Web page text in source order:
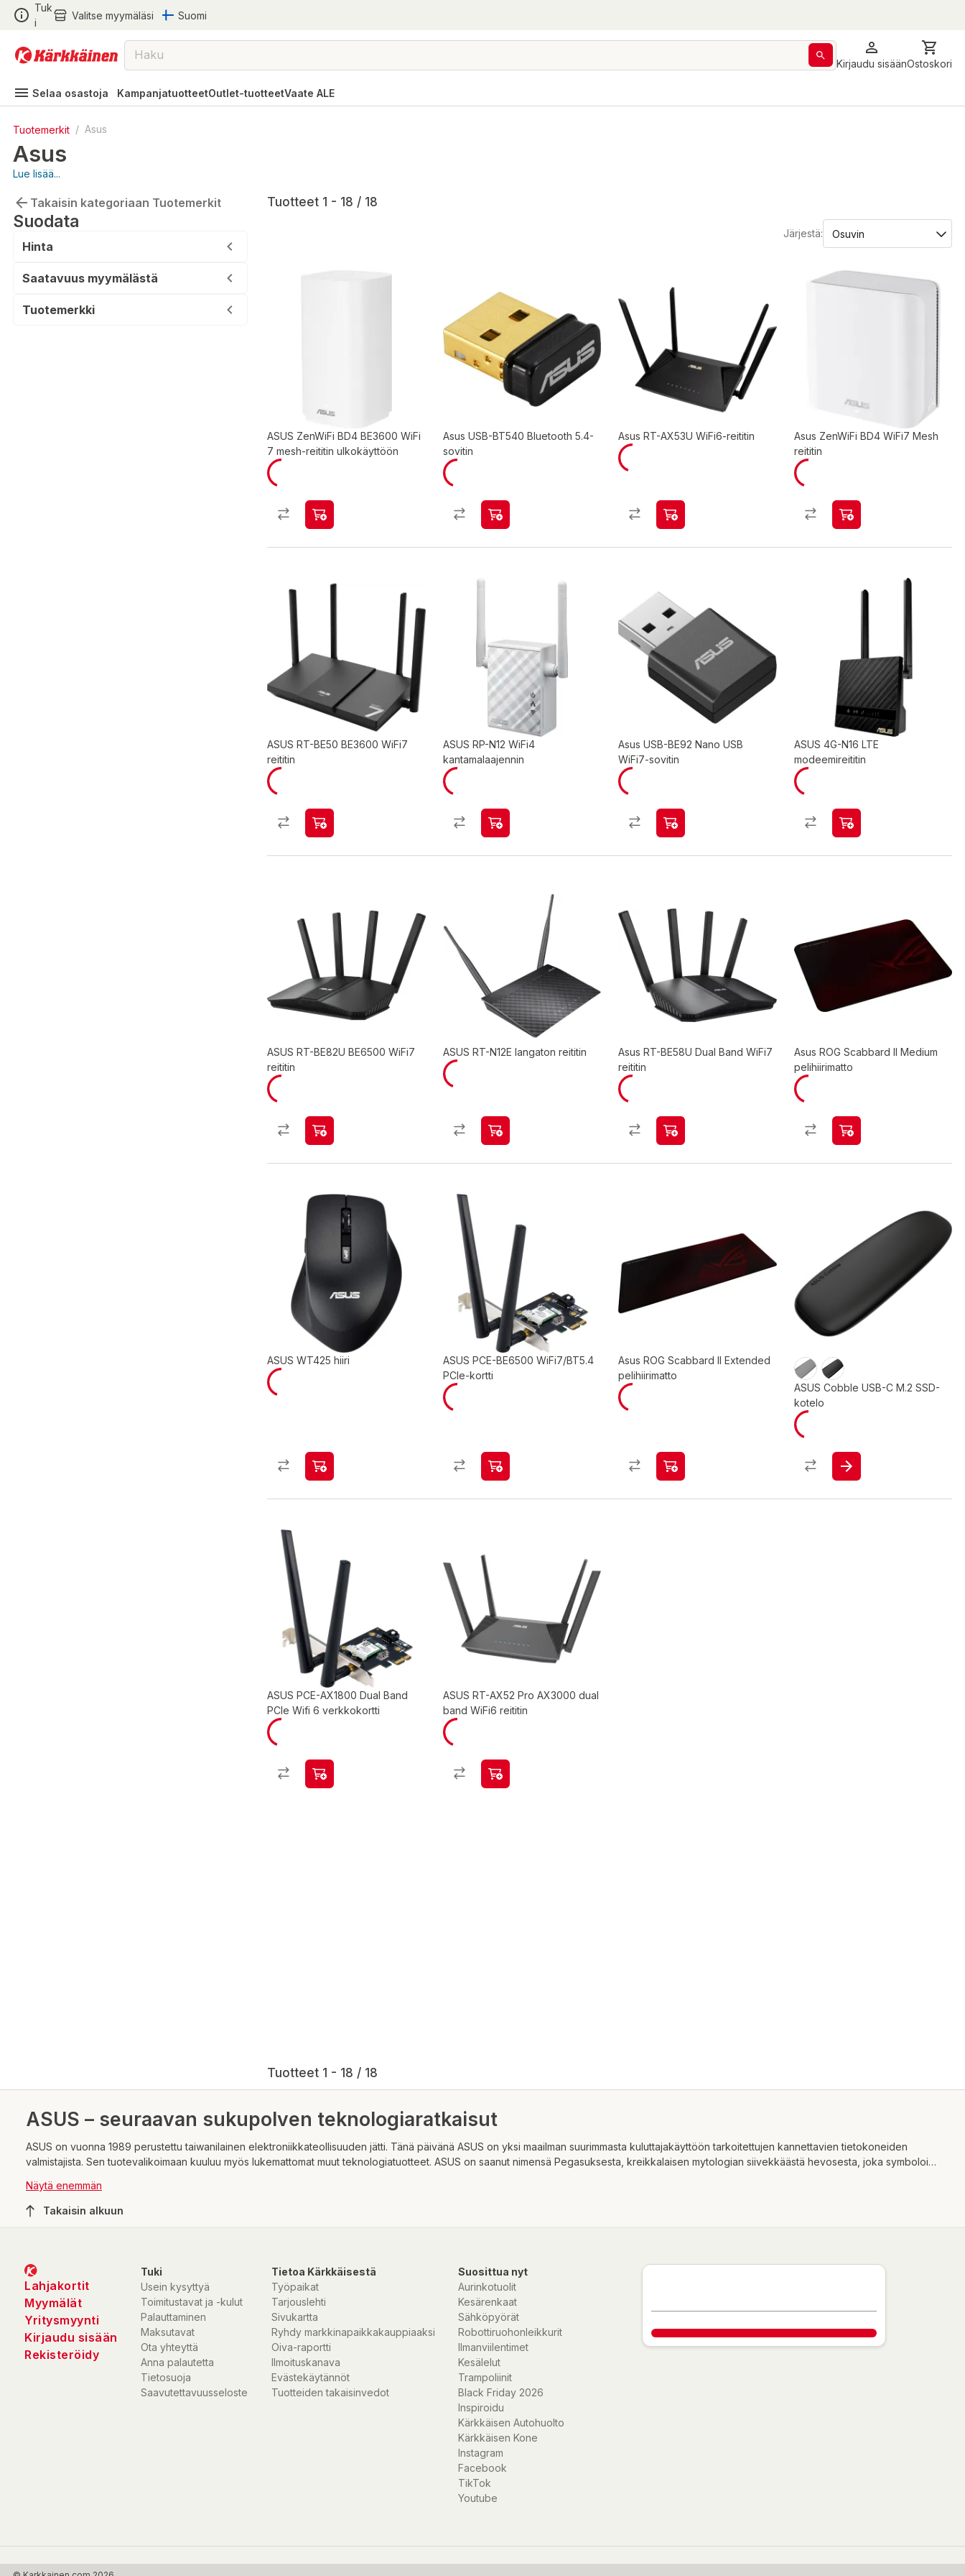
Tuk
i
Valitse myymäläsi Suomi
Kirjaudu sisäänOstoskori
Selaa osastoja KampanjatuotteetOutlet-tuotteetVaate ALE
Tuotemerkit / Asus
Asus
Lue lisää...
Takaisin kategoriaan Tuotemerkit
Suodata
Hinta
Saatavuus myymälästä
Tuotemerkki
Tuotteet 1 - 18 / 18
Järjestä:
ASUS ZenWiFi BD4 BE3600 WiFi
7 mesh-reititin ulkokäyttöön
Asus USB-BT540 Bluetooth 5.4-
sovitin
Asus RT-AX53U WiFi6-reititin
Asus ZenWiFi BD4 WiFi7 Mesh
reititin
ASUS RT-BE50 BE3600 WiFi7
reititin
ASUS RP-N12 WiFi4
kantamalaajennin
Asus USB-BE92 Nano USB
WiFi7-sovitin
ASUS 4G-N16 LTE
modeemireititin
ASUS RT-BE82U BE6500 WiFi7
reititin
ASUS RT-N12E langaton reititin
Asus RT-BE58U Dual Band WiFi7
reititin
Asus ROG Scabbard II Medium
pelihiirimatto
ASUS WT425 hiiri
ASUS PCE-BE6500 WiFi7/BT5.4
PCIe-kortti
Asus ROG Scabbard II Extended
pelihiirimatto
ASUS Cobble USB-C M.2 SSD-
kotelo
ASUS PCE-AX1800 Dual Band
PCIe Wifi 6 verkkokortti
ASUS RT-AX52 Pro AX3000 dual
band WiFi6 reititin
Tuotteet 1 - 18 / 18
ASUS – seuraavan sukupolven teknologiaratkaisut
ASUS on vuonna 1989 perustettu taiwanilainen elektroniikkateollisuuden jätti. Tänä päivänä ASUS on yksi maailman suurimmasta kuluttajakäyttöön tarkoitettujen kannettavien tietokoneiden
valmistajista. Sen tuotevalikoimaan kuuluu myös lukemattomat muut teknologiatuotteet. ASUS on saanut nimensä Pegasuksesta, kreikkalaisen mytologian siivekkäästä hevosesta, joka symboloi
Näytä enemmän
Takaisin alkuun
Lahjakortit
Myymälät
Yritysmyynti
Kirjaudu sisään
Rekisteröidy
Tuki
Usein kysyttyä
Toimitustavat ja -kulut
Palauttaminen
Maksutavat
Ota yhteyttä
Anna palautetta
Tietosuoja
Saavutettavuusseloste
Tietoa Kärkkäisestä
Työpaikat
Tarjouslehti
Sivukartta
Ryhdy markkinapaikkakauppiaaksi
Oiva-raportti
Ilmoituskanava
Evästekäytännöt
Tuotteiden takaisinvedot
Suosittua nyt
Aurinkotuolit
Kesärenkaat
Sähköpyörät
Robottiruohonleikkurit
Ilmanviilentimet
Kesälelut
Trampoliinit
Black Friday 2026
Inspiroidu
Kärkkäisen Autohuolto
Kärkkäisen Kone
Instagram
Facebook
TikTok
Youtube